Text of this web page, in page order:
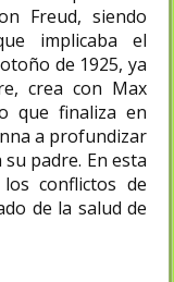
Freud, siendo
implicaba el
de 1925, ya
crea con Max
que finaliza en
a profundizar
padre. En esta
conflictos de
de la salud de